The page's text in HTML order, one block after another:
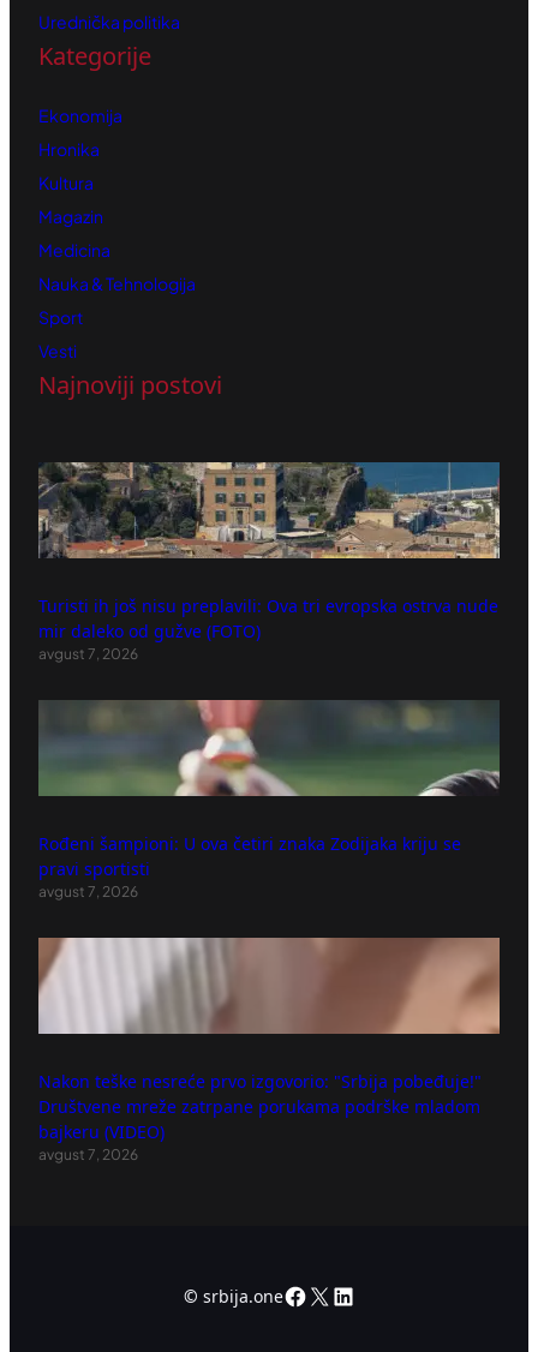
Urednička politika
Kategorije
Ekonomija
Hronika
Kultura
Magazin
Medicina
Nauka & Tehnologija
Sport
Vesti
Najnoviji postovi
Turisti ih još nisu preplavili: Ova tri evropska ostrva nude
mir daleko od gužve (FOTO)
avgust 7, 2026
Rođeni šampioni: U ova četiri znaka Zodijaka kriju se
pravi sportisti
avgust 7, 2026
Nakon teške nesreće prvo izgovorio: "Srbija pobeđuje!"
Društvene mreže zatrpane porukama podrške mladom
bajkeru (VIDEO)
avgust 7, 2026
© srbija.oneFacebook
X LinkedIn